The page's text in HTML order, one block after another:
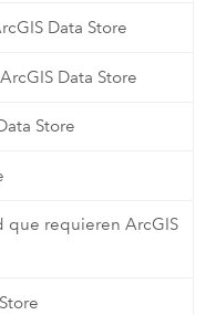
Data Store
Data Store
Store
que requieren ArcGIS